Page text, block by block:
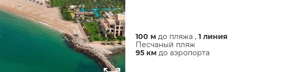
100 м до пляжа , 1 линия
Песчаный пляж
95 км до аэропорта